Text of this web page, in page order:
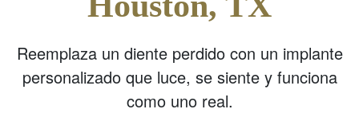
Reemplaza un diente perdido con un implante
personalizado que luce, se siente y funciona
como uno real.